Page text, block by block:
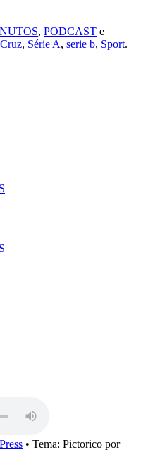
, PODCAST e
, Série A, serie b, Sport.
• Tema: Pictorico por